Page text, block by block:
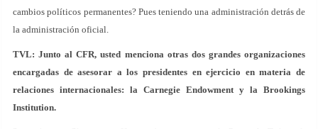
cambios políticos permanentes? Pues teniendo una administración detrás de
la administración oficial.
TVL: Junto al CFR, usted menciona otras dos grandes organizaciones
encargadas de asesorar a los presidentes en ejercicio en materia de
relaciones internacionales: la Carnegie Endowment y la Brookings
Institution.